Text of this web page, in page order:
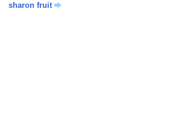
sharon fruit